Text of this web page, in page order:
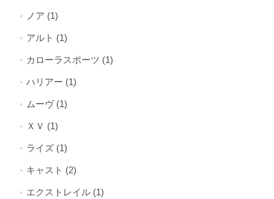
ノア (1)
アルト (1)
カローラスポーツ (1)
ハリアー (1)
ムーヴ (1)
ＸＶ (1)
ライズ (1)
キャスト (2)
エクストレイル (1)